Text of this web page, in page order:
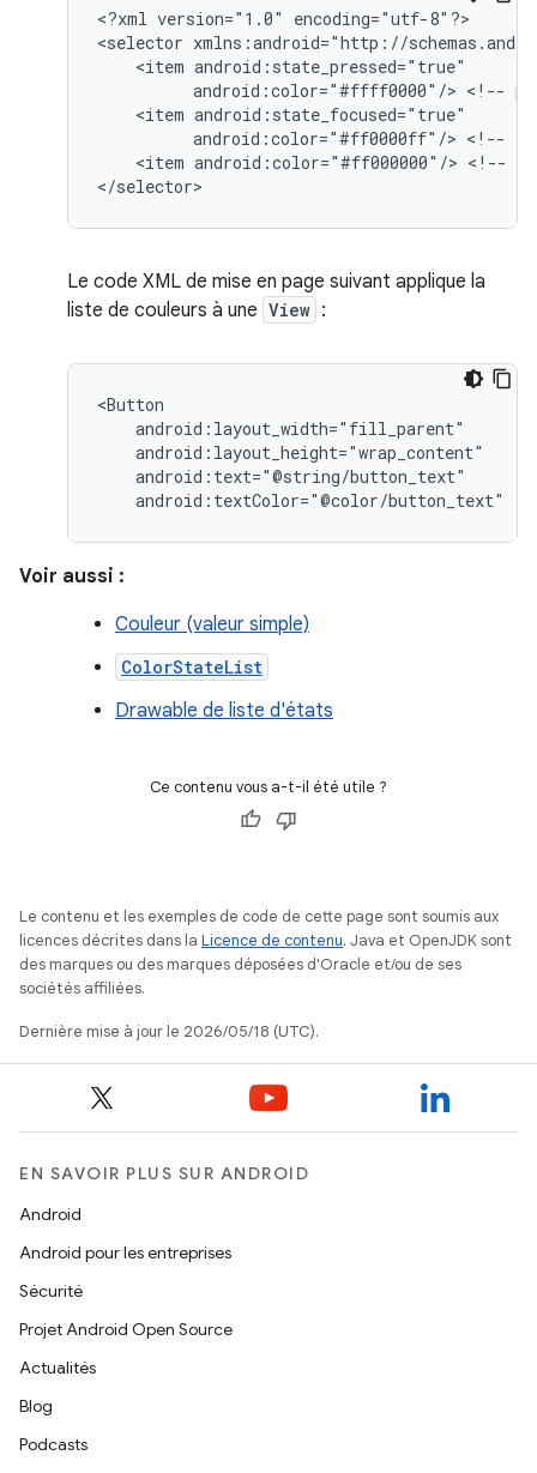
<?xml version="1.0"
encoding="utf-8"?>
<selector
<item
android:color="#ffff0000"/> <!--
<item
android:color="#ff0000ff"/> <!--
<item android:color="#ff000000"/> <!--
</selector>
Le code XML de mise en page suivant applique la
liste de couleurs à une View :
android:textColor="@color/button_text"
Voir aussi :
Couleur (valeur simple)
ColorStateList
Drawable de liste d'états
Ce contenu vous a-t-il été utile ?
Le contenu et les exemples de code de cette page sont soumis aux
licences décrites dans la Licence de contenu. Java et OpenJDK sont
des marques ou des marques déposées d'Oracle et/ou de ses
sociétés affiliées.
Dernière mise à jour le 2026/05/18 (UTC).
EN SAVOIR PLUS SUR ANDROID
Android
Android pour les entreprises
Sécurité
Projet Android Open Source
Actualités
Blog
Podcasts